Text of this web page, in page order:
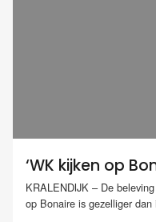
‘WK kijken op
KRALENDIJK – De
op Bonaire is gezelliger